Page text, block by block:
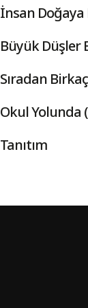
İnsan Doğaya
Büyük Düşler
Sıradan
Okul Yolunda
Tanıtım